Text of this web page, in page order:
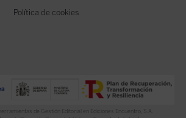
Política de cookies
de Gestión Editorial en Ediciones Encuentro, S.A.